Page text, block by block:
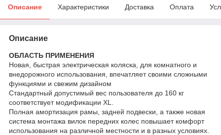
Описание Характеристики Доставка Оплата
Описание
ОБЛАСТЬ ПРИМЕНЕНИЯ
Новая, быстрая электрическая коляска, для комнатного и
внедорожного использования, впечатляет своими сложными
функциями и свежим дизайном
Стандартный допустимый вес пользователя до 160 кг
соответствует модификации XL.
Полная амортизация рамы, задней подвески, а также новая
система монтажа вилок передних колес повышает комфорт
использования на различной местности и в разных условиях.